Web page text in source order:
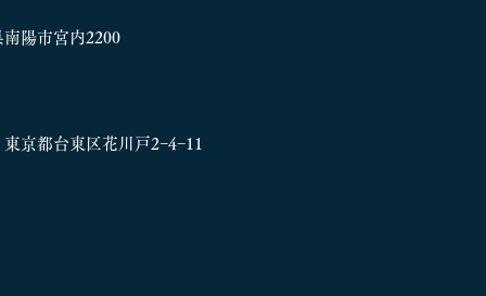
陽市宮内2200
京都台東区花川戸 2−4−11